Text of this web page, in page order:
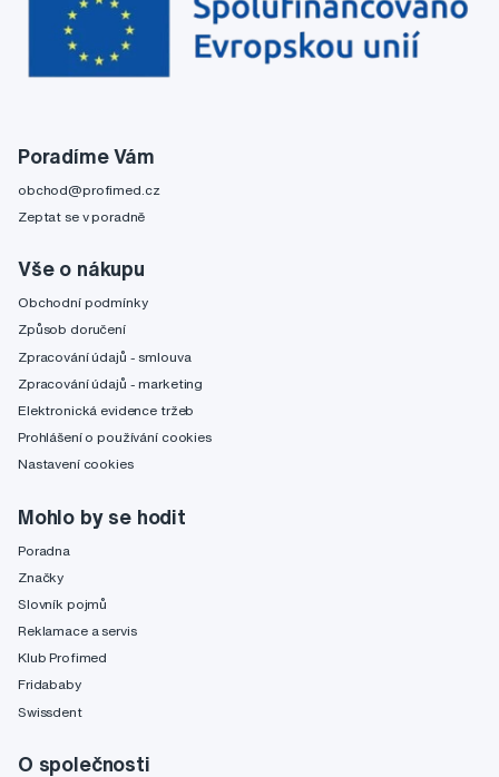
Poradíme Vám
obchod@profimed.cz
Zeptat se v poradně
Vše o nákupu
Obchodní podmínky
Způsob doručení
Zpracování údajů - smlouva
Zpracování údajů - marketing
Elektronická evidence tržeb
Prohlášení o používání cookies
Nastavení cookies
Mohlo by se hodit
Poradna
Značky
Slovník pojmů
Reklamace a servis
Klub Profimed
Fridababy
Swissdent
O společnosti